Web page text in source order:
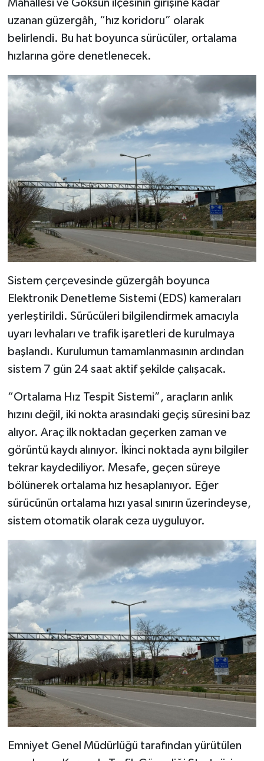
Mahallesi ve Göksun ilçesinin girişine kadar
uzanan güzergâh, “hız koridoru” olarak
belirlendi. Bu hat boyunca sürücüler, ortalama
hızlarına göre denetlenecek.
Sistem çerçevesinde güzergâh boyunca
Elektronik Denetleme Sistemi (EDS) kameraları
yerleştirildi. Sürücüleri bilgilendirmek amacıyla
uyarı levhaları ve trafik işaretleri de kurulmaya
başlandı. Kurulumun tamamlanmasının ardından
sistem 7 gün 24 saat aktif şekilde çalışacak.
“Ortalama Hız Tespit Sistemi”, araçların anlık
hızını değil, iki nokta arasındaki geçiş süresini baz
alıyor. Araç ilk noktadan geçerken zaman ve
görüntü kaydı alınıyor. İkinci noktada aynı bilgiler
tekrar kaydediliyor. Mesafe, geçen süreye
bölünerek ortalama hız hesaplanıyor. Eğer
sürücünün ortalama hızı yasal sınırın üzerindeyse,
sistem otomatik olarak ceza uyguluyor.
Emniyet Genel Müdürlüğü tarafından yürütülen